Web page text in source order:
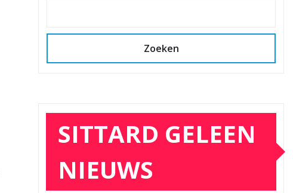
Zoeken
SITTARD GELEEN
NIEUWS